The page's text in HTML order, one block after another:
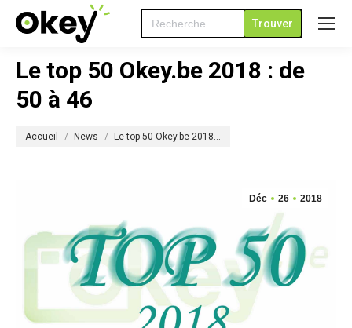
Search
for:
Le top 50 Okey.be 2018 : de
50 à 46
Accueil News Le top 50 Okey.be 2018…
Déc 26 2018